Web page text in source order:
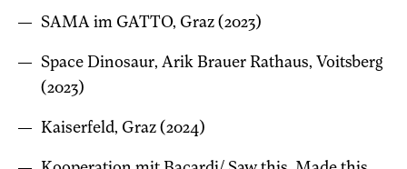
SAMA im GATTO, Graz (2023)
Space Dinosaur, Arik Brauer Rathaus, Voitsberg
(2023)
Kaiserfeld, Graz (2024)